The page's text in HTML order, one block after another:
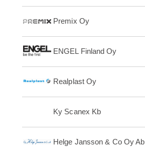
Premix Oy
ENGEL Finland Oy
Realplast Oy
Ky Scanex Kb
Helge Jansson & Co Oy Ab